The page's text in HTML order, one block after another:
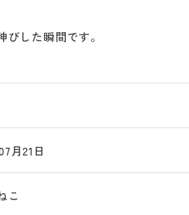
した瞬間です。
月21日
こ